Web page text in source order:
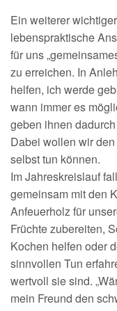
Ein weiterer
lebenspraktische
für uns
zu erreichen. In
helfen, ich werde
wann immer es
geben ihnen
Dabei wollen wir
selbst tun können.
Im Jahreskreislauf
gemeinsam mit den
Anfeuerholz für
Früchte zubereiten,
Kochen helfen oder
sinnvollen Tun
wertvoll sie sind.
mein Freund den